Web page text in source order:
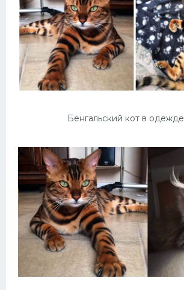
Бенгальский кот в одежде